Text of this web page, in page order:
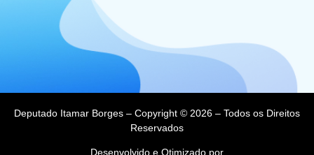
Deputado Itamar Borges – Copyright © 2026 – Todos os Direitos
Reservados
Desenvolvido e Otimizado por